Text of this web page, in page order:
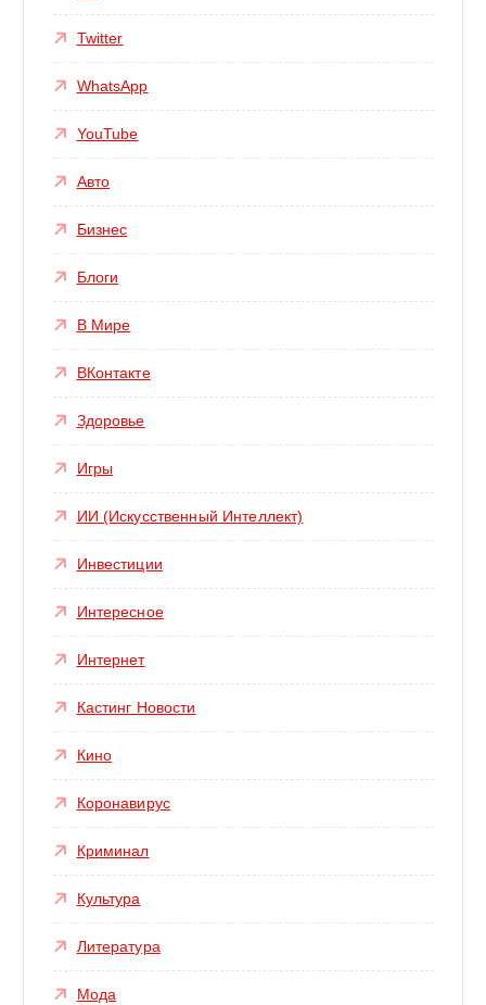
Twitter
WhatsApp
YouTube
Авто
Бизнес
Блоги
В Мире
ВКонтакте
Здоровье
Игры
ИИ (Искусственный Интеллект)
Инвестиции
Интересное
Интернет
Кастинг Новости
Кино
Коронавирус
Криминал
Культура
Литература
Мода